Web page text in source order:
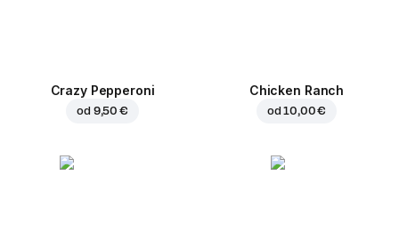
Crazy Pepperoni
od 9,50 €
Chicken Ranch
od10,00 €